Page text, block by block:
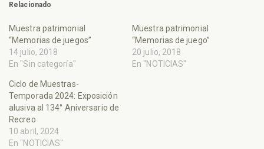
Relacionado
Muestra patrimonial
“Memorias de juegos”
14 julio, 2018
En "Sin categoría"
Muestra patrimonial
“Memorias de juego”
20 julio, 2018
En "NOTICIAS"
Ciclo de Muestras-
Temporada 2024: Exposición
alusiva al 134° Aniversario de
Recreo
10 abril, 2024
En "NOTICIAS"